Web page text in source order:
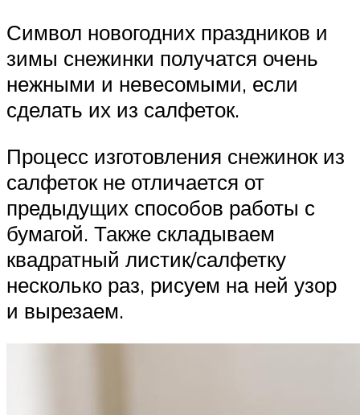
Символ новогодних праздников и
зимы снежинки получатся очень
нежными и невесомыми, если
сделать их из салфеток.
Процесс изготовления снежинок из
салфеток не отличается от
предыдущих способов работы с
бумагой. Также складываем
квадратный листик/салфетку
несколько раз, рисуем на ней узор
и вырезаем.